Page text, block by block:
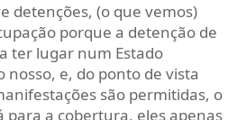
detenções, (o que vemos)
porque a detenção de
ter lugar num Estado
nosso, e, do ponto de vista
são permitidas, o
para a cobertura, eles apenas